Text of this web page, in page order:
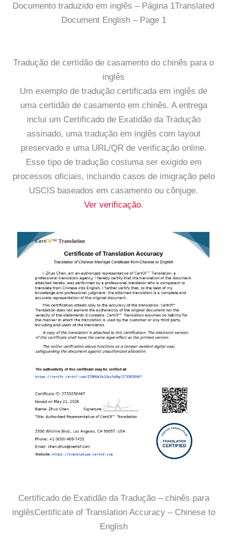
Documento traduzido em inglês – Página 1Translated
Document English – Page 1
Tradução de certidão de casamento do chinês para o
inglês
Um exemplo de tradução certificada em inglês de
uma certidão de casamento em chinês. A entrega
inclui um Certificado de Exatidão da Tradução
assinado, uma tradução em inglês com layout
preservado e uma URL/QR de verificação online.
Esse tipo de tradução costuma ser exigido em
processos oficiais, incluindo casos de imigração pelo
USCIS baseados em casamento ou cônjuge.
Ver verificação.
Certificado de Exatidão da Tradução – chinês para
inglêsCertificate of Translation Accuracy – Chinese to
English